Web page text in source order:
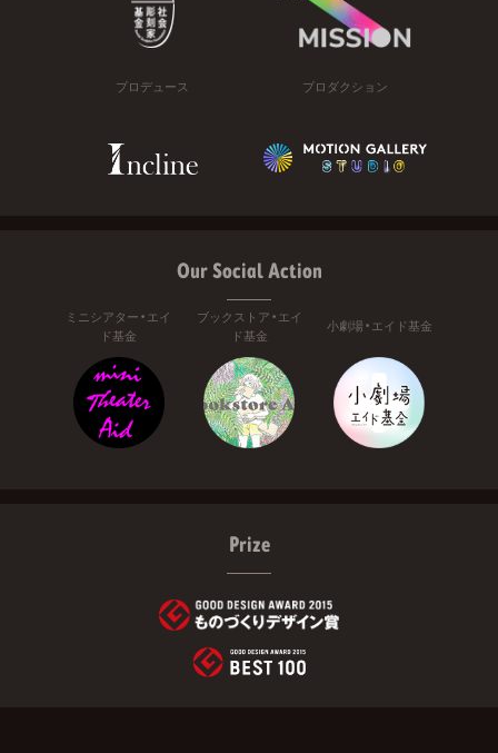
プロデュース プロダクション
Our Social Action
ミニシアター・エイ
ド基金
ブックストア・エイ
ド基金
小劇場・エイド基金
Prize